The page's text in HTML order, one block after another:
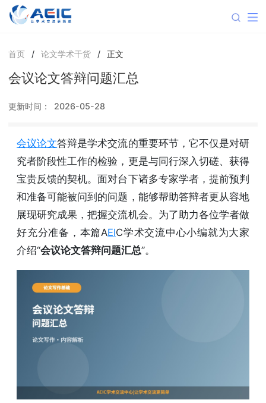
首页 / 论文学术干货 / 正文
会议论文答辩问题汇总
更新时间： 2026-05-28
会议论文答辩是学术交流的重要环节，它不仅是对研
究者阶段性工作的检验，更是与同行深入切磋、获得
宝贵反馈的契机。面对台下诸多专家学者，提前预判
和准备可能被问到的问题，能够帮助答辩者更从容地
展现研究成果，把握交流机会。为了助力各位学者做
好充分准备，本篇AEIC学术交流中心小编就为大家
介绍“会议论文答辩问题汇总”。